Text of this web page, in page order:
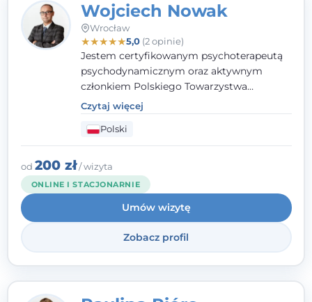
Wojciech Nowak
Wrocław
★★★★★5,0(2 opinie)
Jestem certyfikowanym psychoterapeutą
psychodynamicznym oraz aktywnym
członkiem Polskiego Towarzystwa
Psychoterapii Psychodynamicznej. W
mojej pracy zawodowej kładę duży nacisk
na uważne słuchanie Pacjenta. Interesuje
mnie szczególnie psychoterapia zaburzeń
osobowości, zaburzeń nerwicowych i
lękowych, a także zagadnienia związane z
małżeństwem i rodziną, w tym problemy w
relacjach rodzinnych. Nie specjalizuję się w
uzależnieniach.
Czytaj więcej
Polski
od 200 zł/ wizyta
ONLINE I STACJONARNIE
Umów wizytę
Zobacz profil